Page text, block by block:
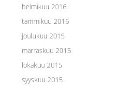
helmikuu 2016
tammikuu 2016
joulukuu 2015
marraskuu 2015
lokakuu 2015
syyskuu 2015